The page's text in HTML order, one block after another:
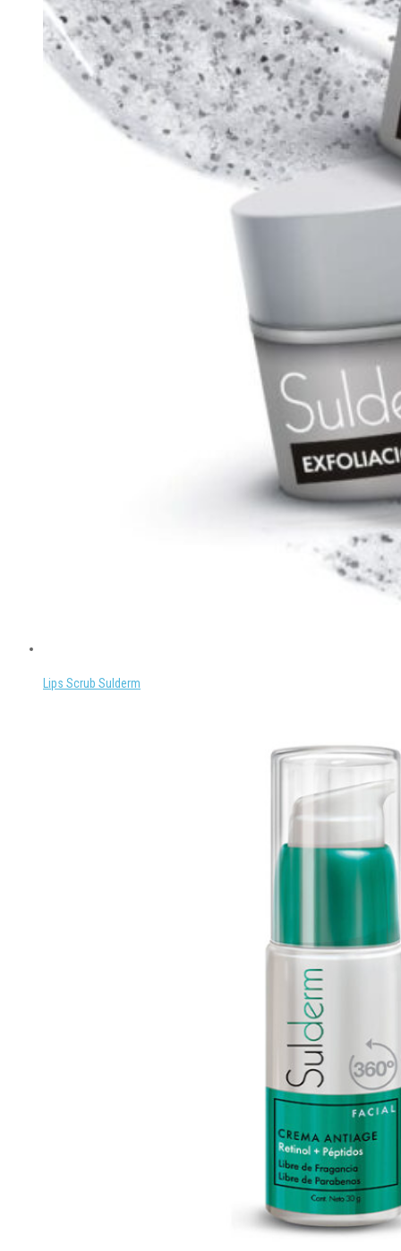
Lips Scrub Sulderm